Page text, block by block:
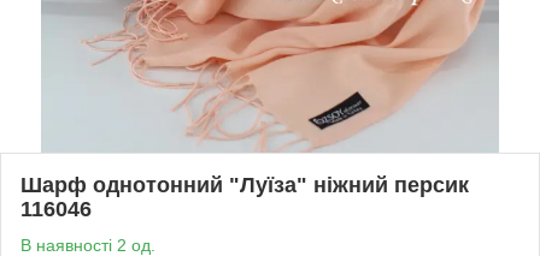
Шарф однотонний "Луїза" ніжний персик
116046
В наявності 2 од.